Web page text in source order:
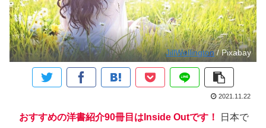
JillWellington/ Pixabay
2021.11.22
おすすめの洋書紹介90冊目はInside Outです！
日本で